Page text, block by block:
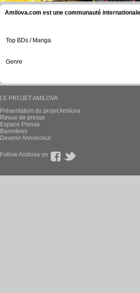
Amilova.com est une communauté
Top BDs / Manga
Genre
LE PROJET AMILOVA
Présentation du projet Amilova
Revue de presse
Espace Presse
Bannières
Devenir Annonceur
Follow Amilova on